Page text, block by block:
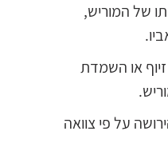
של המוריש,
או השמדת
על פי צוואה